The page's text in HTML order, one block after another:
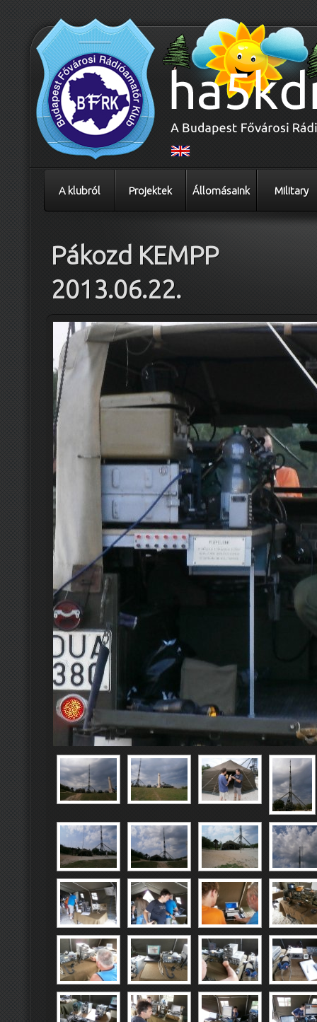
A klubról Projektek Állomásaink Military
Pákozd KEMPP
2013.06.22.